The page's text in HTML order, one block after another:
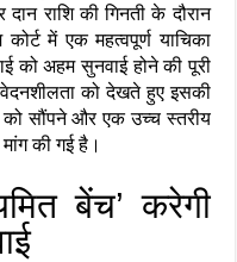
राशि की गिनती के दौरान
में एक महत्वपूर्ण याचिका
को अहम सुनवाई होने की पूरी
को देखते हुए इसकी
को सौंपने और एक उच्च स्तरीय
की गई है।
बेंच’ करेगी